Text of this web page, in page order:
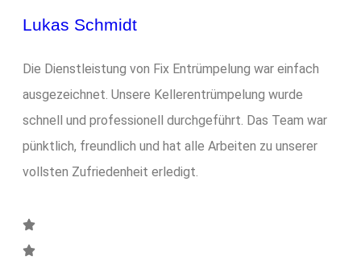
Lukas Schmidt
Die Dienstleistung von Fix Entrümpelung war einfach
ausgezeichnet. Unsere Kellerentrümpelung wurde
schnell und professionell durchgeführt. Das Team war
pünktlich, freundlich und hat alle Arbeiten zu unserer
vollsten Zufriedenheit erledigt.